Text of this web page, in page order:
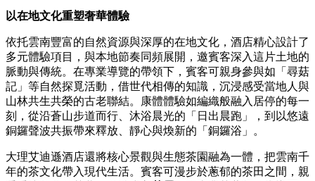
以在地文化重塑奢華體驗
依托雲南豐富的自然資源與深厚的在地文化，酒店精心設計了
多元體驗項目，與本地節奏同頻展開，邀賓客深入這片土地的
脈動與傳統。在專業導覽的帶領下，賓客可親身參與如「尋菇
記」等自然探覓活動，借世代相傳的知識，沉浸感受當地人與
山林共生共榮的古老聯結。康體體驗如編織般融入居停的每一
刻，從沿蒼山步道而行、沐浴晨光的「日出晨跑」，到以悠遠
銅鑼聲波共振帶來釋放、靜心與煥新的「銅鑼浴」。
大理艾迪遜酒店還將核心景觀與生態茶園融為一體，把雲南千
年的茶文化帶入現代生活。賓客可漫步於蔥郁的茶田之間，親